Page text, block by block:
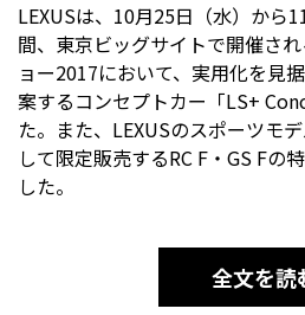
LEXUSは、10月25日（水）から
間、東京ビッグサイトで開催さ
ョー2017において、実用化を見
案するコンセプトカー「LS+
た。また、LEXUSのスポーツモ
して限定販売するRC F・GS Fの
した。
全文を読